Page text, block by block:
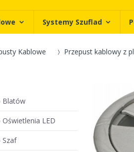
Systemy Szuflad
Kablowe Przepust kablowy z
Blatów
LED
Szaf